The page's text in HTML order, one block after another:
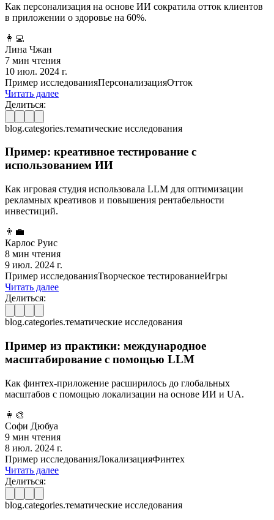
Как персонализация на основе ИИ сократила отток клиентов
в приложении о здоровье на 60%.
👩‍💻
Лина Чжан
7 мин чтения
10 июл. 2024 г.
Пример исследованияПерсонализацияОтток
Читать далее
Делиться:
blog.categories.тематические исследования
Пример: креативное тестирование с
использованием ИИ
Как игровая студия использовала LLM для оптимизации
рекламных креативов и повышения рентабельности
инвестиций.
👨‍💼
Карлос Руис
8 мин чтения
9 июл. 2024 г.
Пример исследованияТворческое тестированиеИгры
Читать далее
Делиться:
blog.categories.тематические исследования
Пример из практики: международное
масштабирование с помощью LLM
Как финтех-приложение расширилось до глобальных
масштабов с помощью локализации на основе ИИ и UA.
👩‍🎨
Софи Дюбуа
9 мин чтения
8 июл. 2024 г.
Пример исследованияЛокализацияФинтех
Читать далее
Делиться:
blog.categories.тематические исследования